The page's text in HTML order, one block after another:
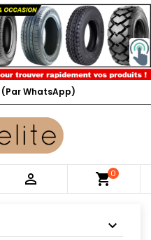
(Par WhatsApp)
 shopping_cart0